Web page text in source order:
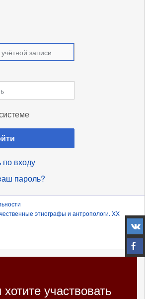
входу
пароль?
этнографы и антропологи. XX
участвовать